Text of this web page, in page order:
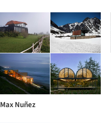
Max Nuñez